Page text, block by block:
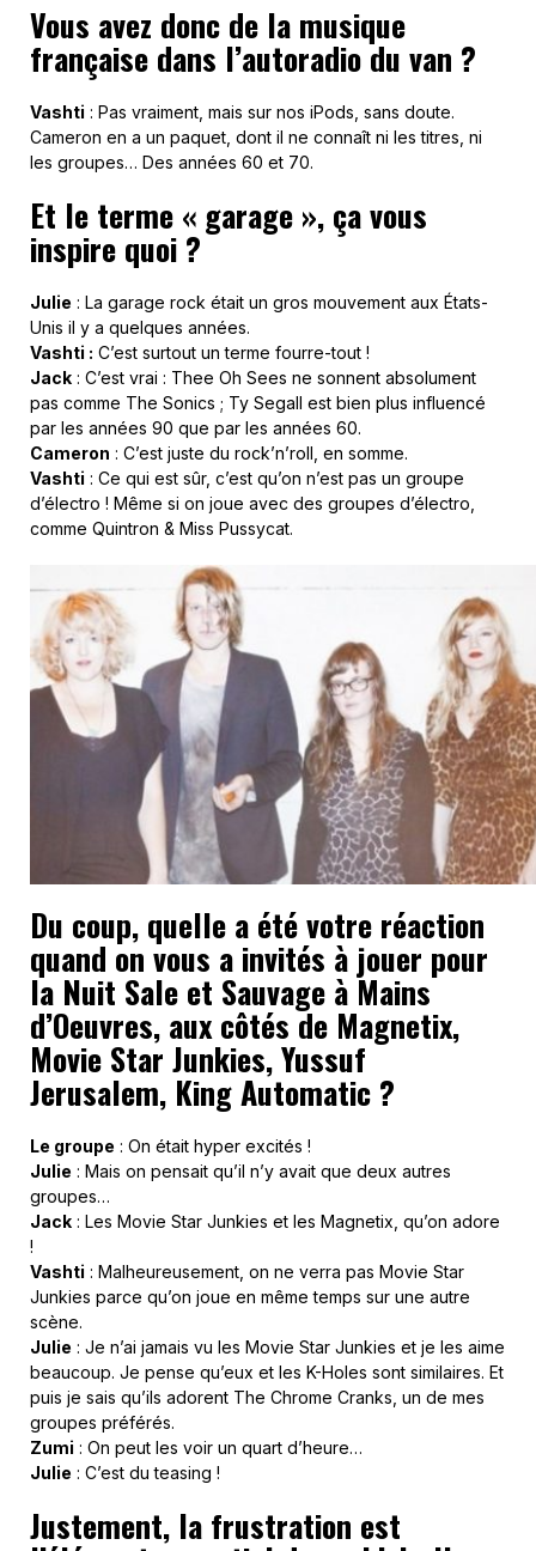
Vous avez donc de la musique
française dans l’autoradio du van ?
Vashti : Pas vraiment, mais sur nos iPods, sans doute.
Cameron en a un paquet, dont il ne connaît ni les titres, ni
les groupes… Des années 60 et 70.
Et le terme « garage », ça vous
inspire quoi ?
Julie : La garage rock était un gros mouvement aux États-
Unis il y a quelques années.
Vashti : C’est surtout un terme fourre-tout !
Jack : C’est vrai : Thee Oh Sees ne sonnent absolument
pas comme The Sonics ; Ty Segall est bien plus influencé
par les années 90 que par les années 60.
Cameron : C’est juste du rock’n’roll, en somme.
Vashti : Ce qui est sûr, c’est qu’on n’est pas un groupe
d’électro ! Même si on joue avec des groupes d’électro,
comme Quintron & Miss Pussycat.
Du coup, quelle a été votre réaction
quand on vous a invités à jouer pour
la Nuit Sale et Sauvage à Mains
d’Oeuvres, aux côtés de Magnetix,
Movie Star Junkies, Yussuf
Jerusalem, King Automatic ?
Le groupe : On était hyper excités !
Julie : Mais on pensait qu’il n’y avait que deux autres
groupes…
Jack : Les Movie Star Junkies et les Magnetix, qu’on adore
!
Vashti : Malheureusement, on ne verra pas Movie Star
Junkies parce qu’on joue en même temps sur une autre
scène.
Julie : Je n’ai jamais vu les Movie Star Junkies et je les aime
beaucoup. Je pense qu’eux et les K-Holes sont similaires. Et
puis je sais qu’ils adorent The Chrome Cranks, un de mes
groupes préférés.
Zumi : On peut les voir un quart d’heure…
Julie : C’est du teasing !
Justement, la frustration est